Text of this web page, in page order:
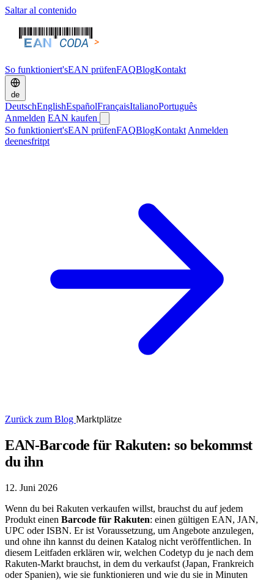
Saltar al contenido
So funktioniert'sEAN prüfenFAQBlogKontakt
de
DeutschEnglishEspañolFrançaisItalianoPortuguês
Anmelden EAN kaufen
So funktioniert'sEAN prüfenFAQBlogKontakt Anmelden
deenesfritpt
Zurück zum Blog Marktplätze
EAN-Barcode für Rakuten: so bekommst
du ihn
12. Juni 2026
Wenn du bei Rakuten verkaufen willst, brauchst du auf jedem
Produkt einen Barcode für Rakuten: einen gültigen EAN, JAN,
UPC oder ISBN. Er ist Voraussetzung, um Angebote anzulegen,
und ohne ihn kannst du deinen Katalog nicht veröffentlichen. In
diesem Leitfaden erklären wir, welchen Codetyp du je nach dem
Rakuten-Markt brauchst, in dem du verkaufst (Japan, Frankreich
oder Spanien), wie sie funktionieren und wie du sie in Minuten